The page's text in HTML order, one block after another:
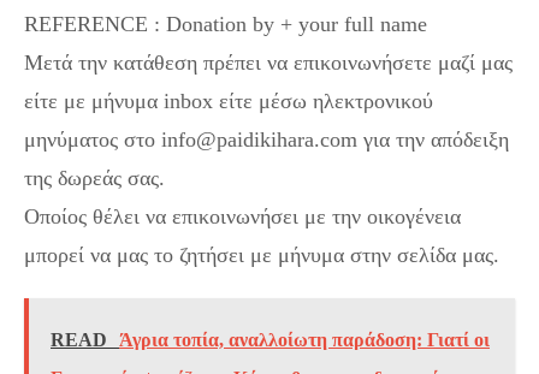
REFERENCE : Donation by + your full name
Μετά την κατάθεση πρέπει να επικοινωνήσετε μαζί μας
είτε με μήνυμα inbox είτε μέσω ηλεκτρονικού
μηνύματος στο info@paidikihara.com για την απόδειξη
της δωρεάς σας.
Οποίος θέλει να επικοινωνήσει με την οικογένεια
μπορεί να μας το ζητήσει με μήνυμα στην σελίδα μας.
READ
Άγρια τοπία, αναλλοίωτη παράδοση: Γιατί οι